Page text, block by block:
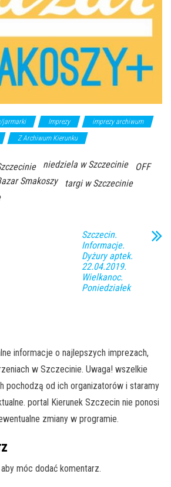
jarmarki Imprezy
imprezy archiwum
Z Archiwum Kierunku
niedziela w Szczecinie
OFF
Smakoszy
targi w Szczecinie
Szczecin.
Informacje.
Dyżury aptek.
22.04.2019.
Wielkanoc.
Poniedziałek
informacje o najlepszych imprezach,
w Szczecinie. Uwaga! wszelkie
pochodzą od ich organizatorów i staramy
portal Kierunek Szczecin nie ponosi
zmiany w programie.
móc dodać komentarz.